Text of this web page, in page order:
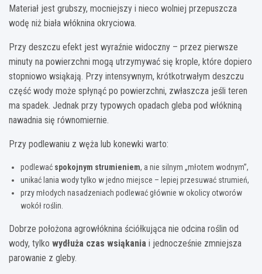
Materiał jest grubszy, mocniejszy i nieco wolniej przepuszcza
wodę niż biała włóknina okryciowa.
Przy deszczu efekt jest wyraźnie widoczny – przez pierwsze
minuty na powierzchni mogą utrzymywać się krople, które dopiero
stopniowo wsiąkają. Przy intensywnym, krótkotrwałym deszczu
część wody może spłynąć po powierzchni, zwłaszcza jeśli teren
ma spadek. Jednak przy typowych opadach gleba pod włókniną
nawadnia się równomiernie.
Przy podlewaniu z węża lub konewki warto:
podlewać spokojnym strumieniem, a nie silnym „młotem wodnym”,
unikać lania wody tylko w jedno miejsce – lepiej przesuwać strumień,
przy młodych nasadzeniach podlewać głównie w okolicy otworów
wokół roślin.
Dobrze położona agrowłóknina ściółkująca nie odcina roślin od
wody, tylko wydłuża czas wsiąkania i jednocześnie zmniejsza
parowanie z gleby.